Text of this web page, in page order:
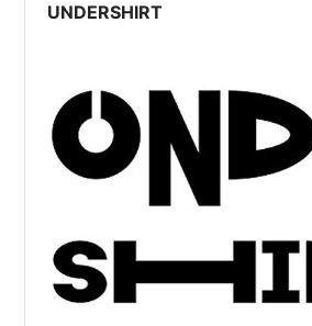
UNDERSHIRT